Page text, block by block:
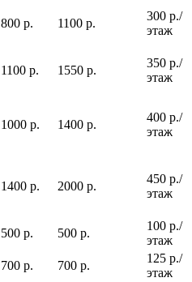
800 р. 1100 р.
300 р./
этаж
1100 р. 1550 р.
350 р./
этаж
1000 р. 1400 р.
400 р./
этаж
1400 р. 2000 р.
450 р./
этаж
500 р. 500 р.
100 р./
этаж
700 р. 700 р.
125 р./
этаж